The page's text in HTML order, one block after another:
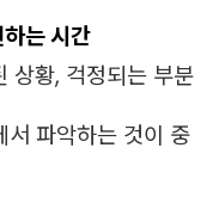
는 시간
상황, 걱정되는 부분
서 파악하는 것이 중